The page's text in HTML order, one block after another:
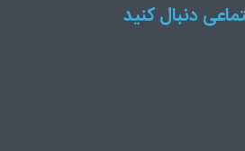
دنبال کنید